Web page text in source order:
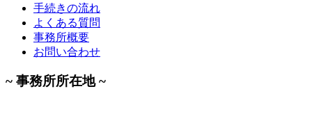
手続きの流れ
よくある質問
事務所概要
お問い合わせ
~ 事務所所在地 ~